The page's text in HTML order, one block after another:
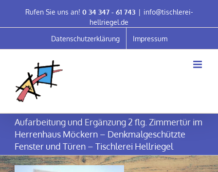
content
Rufen Sie uns an! 0 34 347 - 61 743 | info@tischlerei-
hellriegel.de
Datenschutzerklärung
Impressum
Aufarbeitung und Ergänzung 2 flg. Zimmertür im
Herrenhaus Möckern – Denkmalgeschützte
Fenster und Türen – Tischlerei Hellriegel